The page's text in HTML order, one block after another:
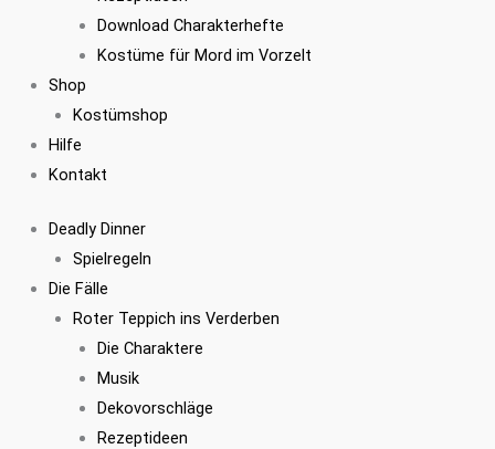
Download Charakterhefte
Kostüme für Mord im Vorzelt
Shop
Kostümshop
Hilfe
Kontakt
Deadly Dinner
Spielregeln
Die Fälle
Roter Teppich ins Verderben
Die Charaktere
Musik
Dekovorschläge
Rezeptideen